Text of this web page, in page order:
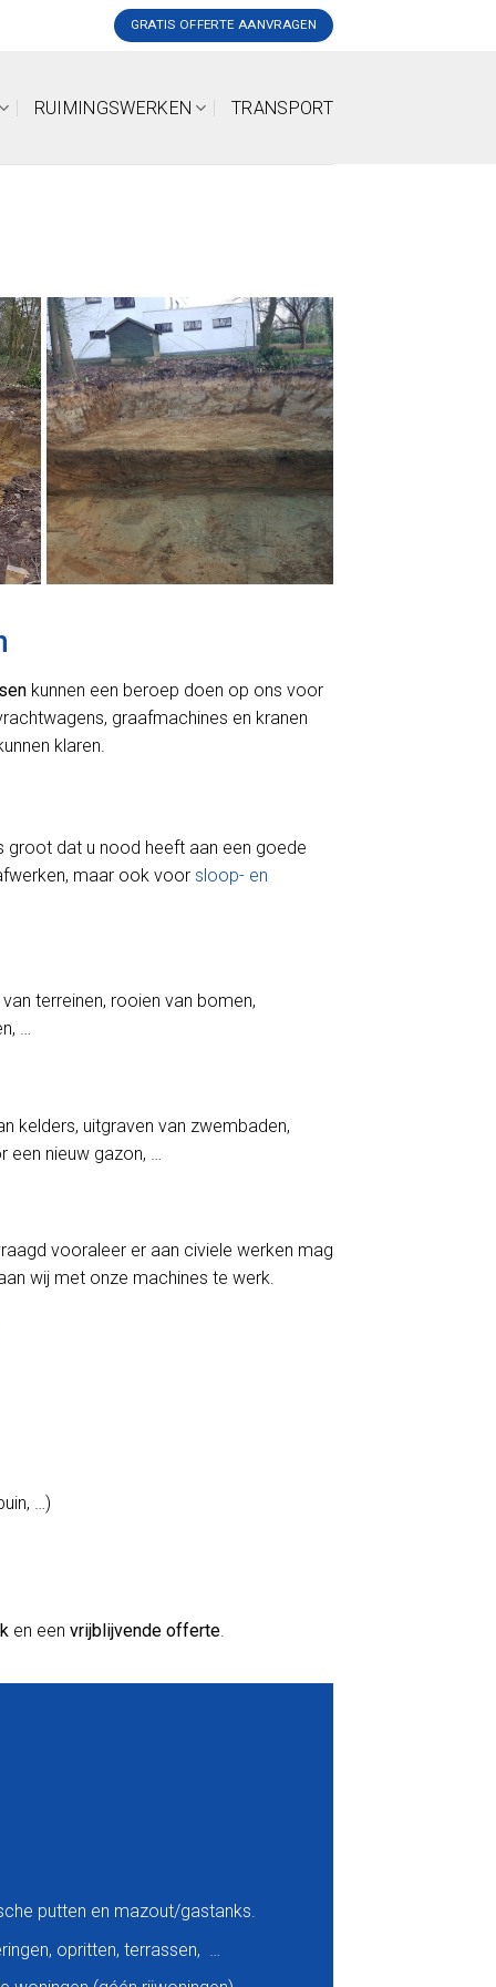
GRATIS OFFERTE AANVRAGEN
RUIMINGSWERKEN TRANSPORT
kunnen een beroep doen op ons voor
graafmachines en kranen
klaren.
groot dat u nood heeft aan een goede
maar ook voor sloop- en
terreinen, rooien van bomen,
…
kelders, uitgraven van zwembaden,
nieuw gazon, …
vooraleer er aan civiele werken mag
wij met onze machines te werk.
…)
en een vrijblijvende offerte.
putten en mazout/gastanks.
opritten, terrassen, …